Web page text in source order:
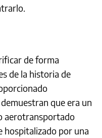
de forma
de la historia de
que era un
aerotransportado
hospitalizado por una